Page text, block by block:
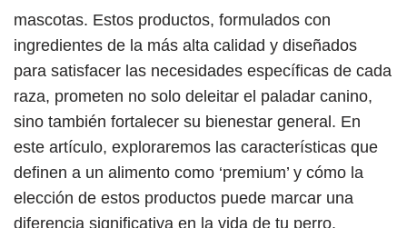
mascotas. Estos productos, formulados con
ingredientes de la más alta calidad y diseñados
para satisfacer las necesidades específicas de cada
raza, prometen no solo deleitar el paladar canino,
sino también fortalecer su bienestar general. En
este artículo, exploraremos las características que
definen a un alimento como ‘premium’ y cómo la
elección de estos productos puede marcar una
diferencia significativa en la vida de tu perro.